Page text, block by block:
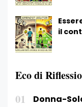
il
Eco di
01 Donna-